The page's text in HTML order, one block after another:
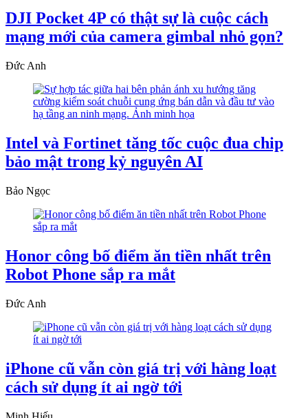
DJI Pocket 4P có thật sự là cuộc cách
mạng mới của camera gimbal nhỏ gọn?
Đức Anh
Intel và Fortinet tăng tốc cuộc đua chip
bảo mật trong kỷ nguyên AI
Bảo Ngọc
Honor công bố điểm ăn tiền nhất trên
Robot Phone sắp ra mắt
Đức Anh
iPhone cũ vẫn còn giá trị với hàng loạt
cách sử dụng ít ai ngờ tới